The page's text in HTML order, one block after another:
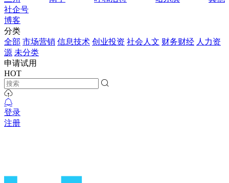
社企号
博客
分类
全部 市场营销 信息技术 创业投资 社会人文 财务财经 人力资
源 未分类
申请试用
HOT
登录
注册